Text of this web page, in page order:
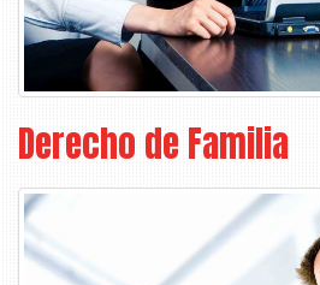
Derecho de Familia